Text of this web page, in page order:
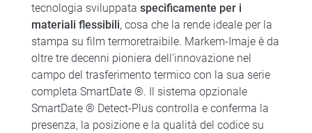
tecnologia sviluppata specificamente per i
materiali flessibili, cosa che la rende ideale per la
stampa su film termoretraibile. Markem-Imaje è da
oltre tre decenni pioniera dell'innovazione nel
campo del trasferimento termico con la sua serie
completa SmartDate ®. Il sistema opzionale
SmartDate ® Detect-Plus controlla e conferma la
presenza, la posizione e la qualità del codice su